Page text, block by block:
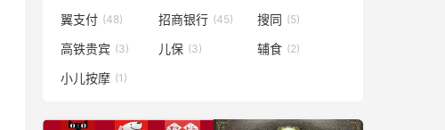
翼支付 (48) 招商银行 (45) 搜同 (5)
高铁贵宾 (3) 儿保 (3) 辅食 (2)
小儿按摩 (1)